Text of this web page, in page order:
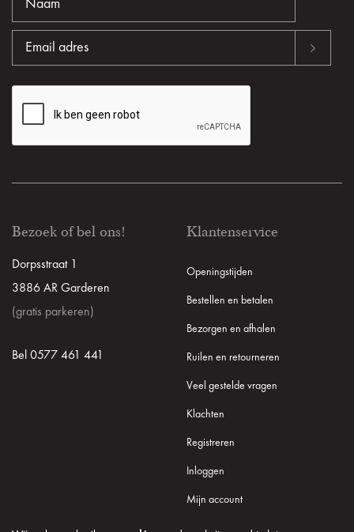
Bezoek of bel ons!
Dorpsstraat 1
3886 AR Garderen
(gratis parkeren)
Bel 0577 461 441
Klantenservice
Openingstijden
Bestellen en betalen
Bezorgen en afhalen
Ruilen en retourneren
Veel gestelde vragen
Klachten
Registreren
Inloggen
Mijn account